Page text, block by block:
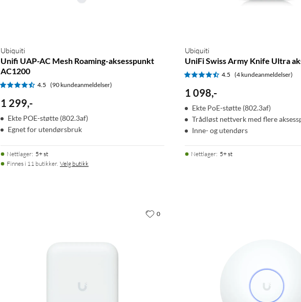
Ubiquiti
Unifi UAP-AC Mesh Roaming-aksesspunkt
AC1200
4.5 (90 kundeanmeldelser)
1 299,-
Ekte POE-støtte (802.3af)
Egnet for utendørsbruk
Nettlager: 5+ st
Finnes i 11 butikker. Velg butikk
Ubiquiti
UniFi Swiss Army Knife Ultra
4.5 (4 kundeanmeldelser)
1 098,-
Ekte PoE-støtte (802.3af)
Trådløst nettverk med flere
Inne- og utendørs
Nettlager: 5+ st
0